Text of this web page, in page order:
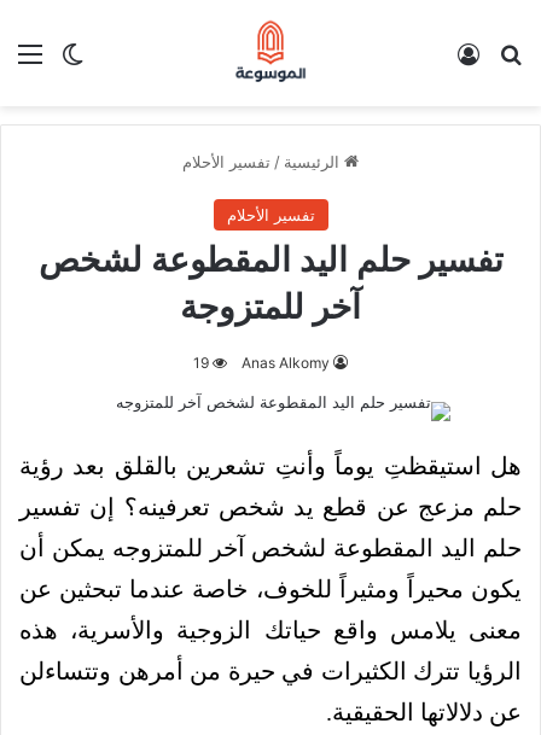
الوضع بحث عن
الرئيسية / تفسير الأحلام
تفسير الأحلام
تفسير حلم اليد المقطوعة لشخص
آخر للمتزوجة
Anas Alkomy
19
هل استيقظتِ يوماً وأنتِ تشعرين بالقلق بعد رؤية
حلم مزعج عن قطع يد شخص تعرفينه؟ إن تفسير
حلم اليد المقطوعة لشخص آخر للمتزوجه يمكن أن
يكون محيراً ومثيراً للخوف، خاصة عندما تبحثين عن
معنى يلامس واقع حياتك الزوجية والأسرية، هذه
الرؤيا تترك الكثيرات في حيرة من أمرهن وتتساءلن
عن دلالاتها الحقيقية.